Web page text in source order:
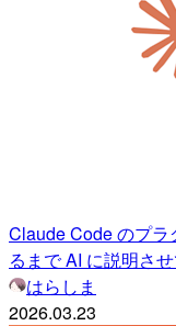
Claude Code のプラ
るまで AI に説明さ
はらしま
2026.03.23